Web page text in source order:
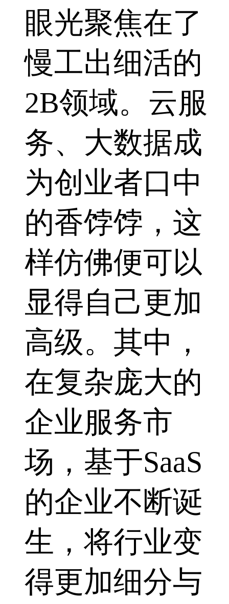
眼光聚焦在了
慢工出细活的
2B领域。云服
务、大数据成
为创业者口中
的香饽饽，这
样仿佛便可以
显得自己更加
高级。其中，
在复杂庞大的
企业服务市
场，基于SaaS
的企业不断诞
生，将行业变
得更加细分与